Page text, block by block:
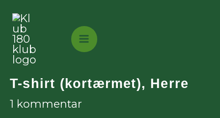
indholdet
T-shirt (kortærmet), Herre
1 kommentar